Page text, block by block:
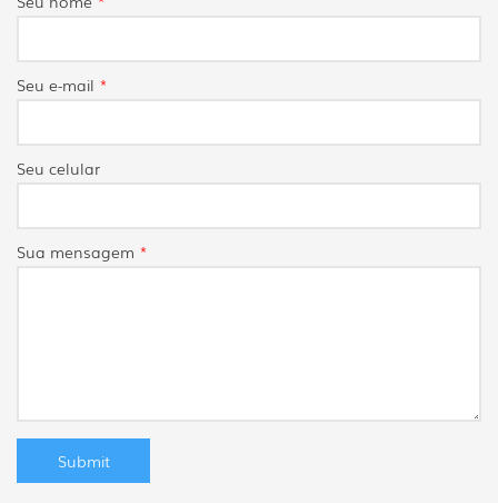
Seu e-mail *
Seu celular
Sua mensagem *